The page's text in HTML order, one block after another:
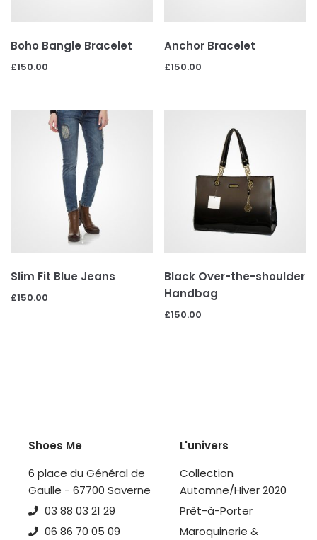
Boho Bangle Bracelet
£150.00
Anchor Bracelet
£150.00
Slim Fit Blue Jeans
£150.00
Black Over-the-shoulder
Handbag
£150.00
Shoes Me
6 place du Général de
Gaulle - 67700 Saverne
03 88 03 21 29
06 86 70 05 09
L'univers
Collection
Automne/Hiver 2020
Prêt-à-Porter
Maroquinerie &